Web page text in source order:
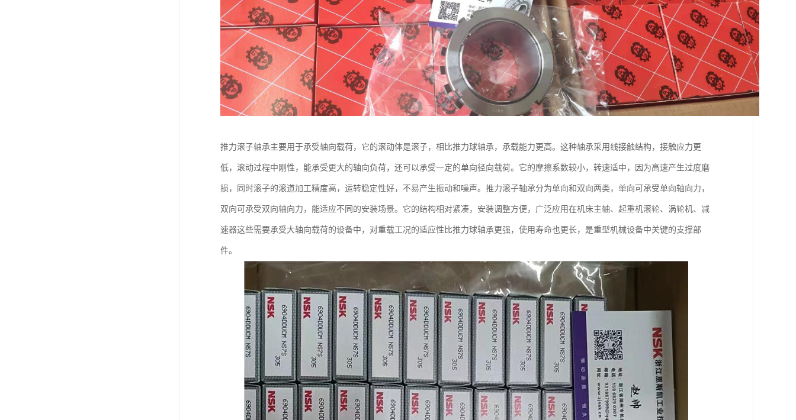
推力滚子轴承主要用于承受轴向载荷，它的滚动体是滚子，相比推力球轴承，承载能力更高。这种轴承采用线接触结构，接触应力更
低，滚动过程中刚性，能承受更大的轴向负荷，还可以承受一定的单向径向载荷。它的摩擦系数较小，转速适中，因为高速产生过度磨
损，同时滚子的滚道加工精度高，运转稳定性好，不易产生振动和噪声。推力滚子轴承分为单向和双向两类，单向可承受单向轴向力，
双向可承受双向轴向力，能适应不同的安装场景。它的结构相对紧凑，安装调整方便，广泛应用在机床主轴、起重机滚轮、涡轮机、减
速器这些需要承受大轴向载荷的设备中，对重载工况的适应性比推力球轴承更强，使用寿命也更长，是重型机械设备中关键的支撑部
件。